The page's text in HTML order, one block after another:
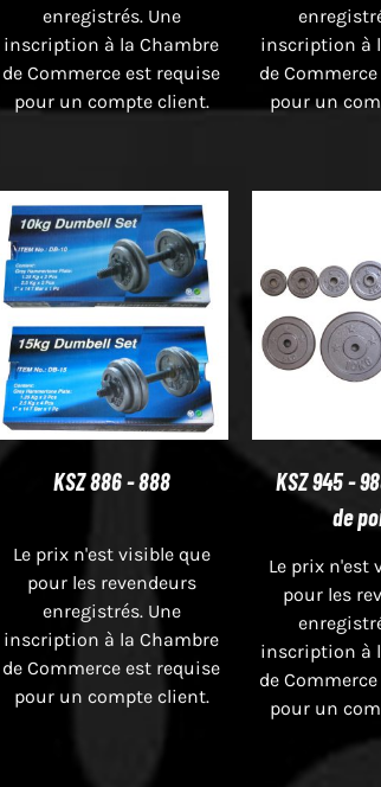
enregistrés. Une
inscription à la Chambre
de Commerce est requise
pour un compte client.
inscription à
de
pour un
KSZ 886 - 888
Le prix n'est visible que
pour les revendeurs
enregistrés. Une
inscription à la Chambre
de Commerce est requise
pour un compte client.
KSZ 945 -
de
Le prix n'est
pour les
inscription à
de
pour un